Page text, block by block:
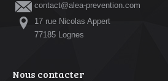
contact@alea-prevention.com
17 rue Nicolas Appert
77185 Lognes
Nous contacter